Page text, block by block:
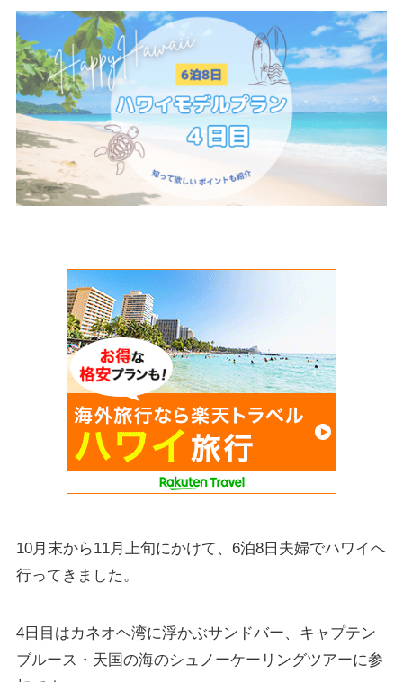
10月末から11月上旬にかけて、6泊8日夫婦でハワイへ
行ってきました。
4日目はカネオヘ湾に浮かぶサンドバー、キャプテン
ブルース・天国の海のシュノーケーリングツアーに参